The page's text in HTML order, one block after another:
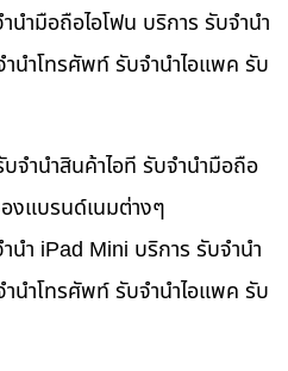
ำมือถือไอโฟน บริการ รับจำนำ
นำโทรศัพท์ รับจำนำไอแพค รับ
จำนำสินค้าไอที รับจำนำมือถือ
งแบรนด์เนมต่างๆ
ำ iPad Mini บริการ รับจำนำ
นำโทรศัพท์ รับจำนำไอแพค รับ